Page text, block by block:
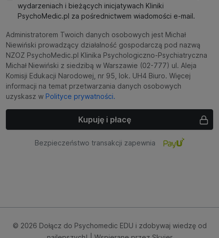
wydarzeniach i bieżących inicjatywach Kliniki
PsychoMedic.pl za pośrednictwem wiadomości e-mail.
Administratorem Twoich danych osobowych jest Michał
Niewiński prowadzący działalność gospodarczą pod nazwą
NZOZ PsychoMedic.pl Klinika Psychologiczno-Psychiatryczna
Michał Niewiński z siedzibą w Warszawie (02-777) ul. Aleja
Komisji Edukacji Narodowej, nr 95, lok. UH4 Biuro. Więcej
informacji na temat przetwarzania danych osobowych
uzyskasz w Polityce prywatności.
Kupuję i płacę
Bezpieczeństwo transakcji zapewnia
© 2026 Dołącz do Psychomedic EDU i zdobywaj wiedzę od